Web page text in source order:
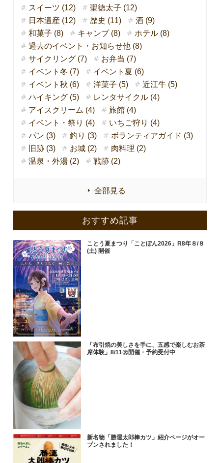
スイーツ (12)
聖徳太子 (12)
日本遺産 (12)
歴史 (11)
酒 (9)
和菓子 (8)
キャンプ (8)
ホテル (8)
過去のイベント・お知らせ他 (8)
サイクリング (7)
お弁当 (7)
イベント冬 (7)
イベント夏 (6)
イベント秋 (6)
洋菓子 (5)
近江牛 (5)
ハイキング (5)
レンタサイクル (4)
アイスクリーム (4)
旅館 (4)
イベント・祭り (4)
いちご狩り (4)
パン (3)
釣り (3)
ボランティアガイド (3)
旧跡 (3)
お城 (2)
肉料理 (2)
温泉・外湯 (2)
戦跡 (2)
全部見る
おすすめ記事
ことう夏まつり「ことぼん2026」R8年８/８
(土) 開催
「布引焼の美しさを手に、五感で楽しむお茶
席体験」8/11㊋開催・予約受付中
新名物「勝運太郎棒カツ」紹介ページがオー
プンされました！